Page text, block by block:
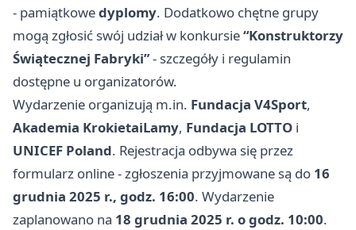
- pamiątkowedyplomy. Dodatkowo chętne grupy
mogą zgłosić swój udział w konkursie“Konstruktorzy
Świątecznej Fabryki”- szczegóły i regulamin
dostępne u organizatorów.
Wydarzenie organizują m.in. Fundacja V4Sport,
Akademia KrokietaiLamy, Fundacja LOTTO i
UNICEF Poland. Rejestracja odbywa się przez
formularz online - zgłoszenia przyjmowane są do 16
grudnia 2025 r., godz. 16:00. Wydarzenie
zaplanowano na 18 grudnia 2025 r. o godz. 10:00.